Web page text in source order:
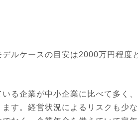
ルケースの目安は2000万円程度
る企業が中小企業に比べて多く
す。経営状況によるリスクも少